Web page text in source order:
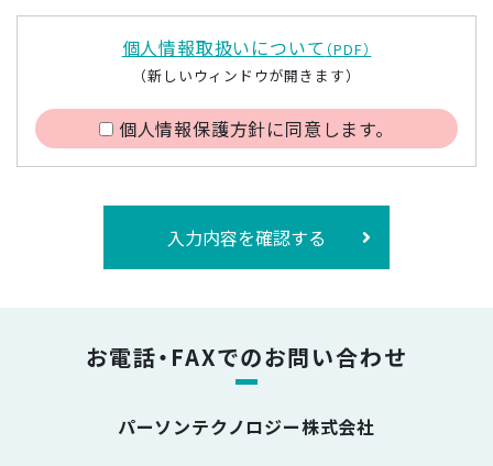
個人情報取扱いについて （PDF）
（新しいウィンドウが開きます）
個人情報保護方針に同意します。
入力内容を確認する
お電話・FAXでのお問い合わせ
パーソンテクノロジー株式会社